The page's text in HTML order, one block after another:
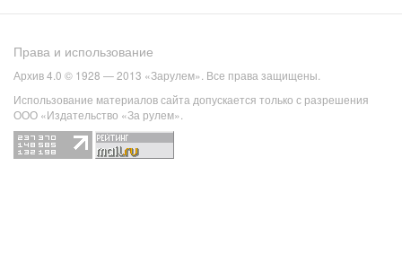
Права и использование
Архив 4.0 © 1928 — 2013 «Зарулем». Все права защищены.
Использование материалов сайта допускается только с разрешения
ООО «Издательство «За рулем».